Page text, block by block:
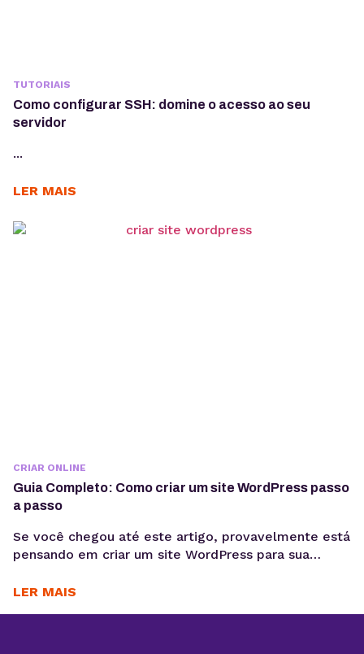
TUTORIAIS
Como configurar SSH: domine o acesso ao seu
servidor
...
LER MAIS
CRIAR ONLINE
Guia Completo: Como criar um site WordPress passo
a passo
Se você chegou até este artigo, provavelmente está
pensando em criar um site WordPress para sua
qual for o objetivo, escolher WordPress como
LER MAIS